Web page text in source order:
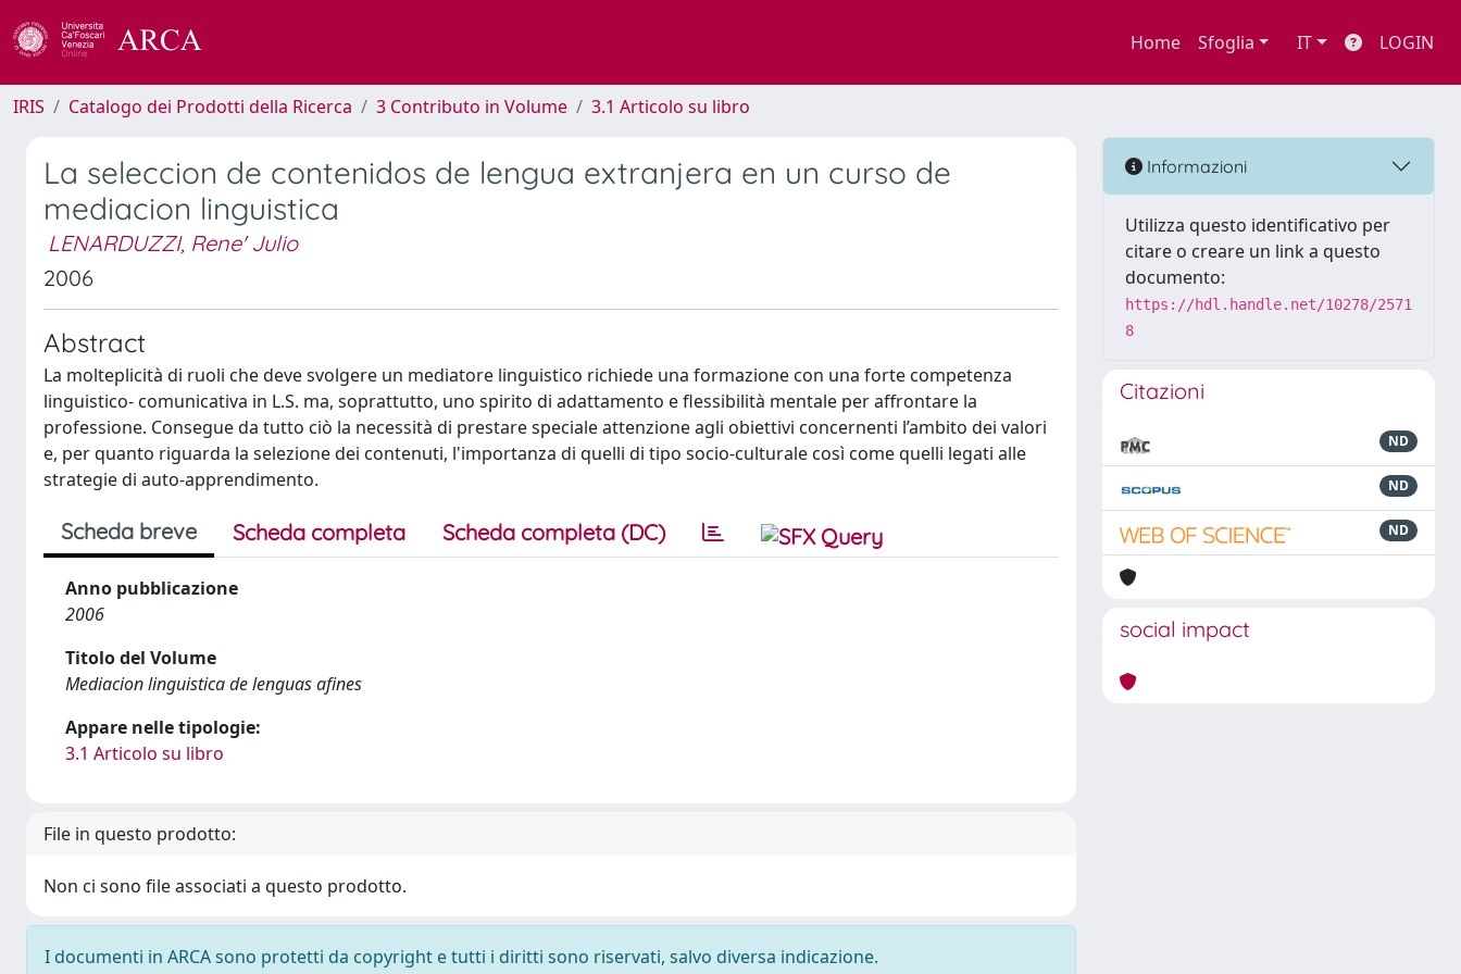
Home Sfoglia IT LOGIN
IRIS Catalogo dei Prodotti della Ricerca 3 Contributo in Volume 3.1 Articolo su libro
La seleccion de contenidos de lengua extranjera en un curso de
mediacion linguistica
LENARDUZZI, Rene' Julio
2006
Abstract
La molteplicità di ruoli che deve svolgere un mediatore linguistico richiede una formazione con una forte competenza
linguistico- comunicativa in L.S. ma, soprattutto, uno spirito di adattamento e flessibilità mentale per affrontare la
professione. Consegue da tutto ciò la necessità di prestare speciale attenzione agli obiettivi concernenti l’ambito dei valori
e, per quanto riguarda la selezione dei contenuti, l'importanza di quelli di tipo socio-culturale così come quelli legati alle
strategie di auto-apprendimento.
Scheda breve Scheda completa Scheda completa (DC)
Anno pubblicazione
2006
Titolo del Volume
Mediacion linguistica de lenguas afines
Appare nelle tipologie:
3.1 Articolo su libro
File in questo prodotto:
Non ci sono file associati a questo prodotto.
I documenti in ARCA sono protetti da copyright e tutti i diritti sono riservati, salvo diversa indicazione.
Informazioni
Utilizza questo identificativo per
citare o creare un link a questo
documento:
https://hdl.handle.net/10278/2571
8
Citazioni
ND
ND
ND
social impact